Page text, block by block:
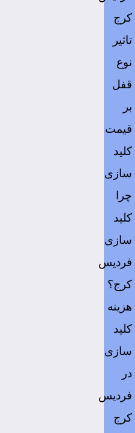
کرج
تاثیر
نوع
قفل
بر
قیمت
کلید
سازی
چرا
کلید
سازی
فردیس
کرج؟
هزینه
کلید
سازی
در
فردیس
کرج